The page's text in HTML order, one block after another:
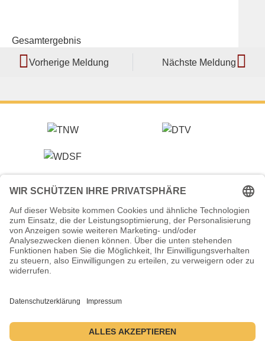
Gesamtergebnis
Vorherige Meldung Nächste Meldung
Veranstalter (Ausrichter):
Tanzsportverband Nordrhein-Westfalen e.V.
Veranstaltungsort:
Historische Stadthalle Wuppertal
Johannisberg 40
42103 Wuppertal
2.–5. Juli 2026 ・ 1.–4. Juli 2027 ・ 6.–9. Juli 2028